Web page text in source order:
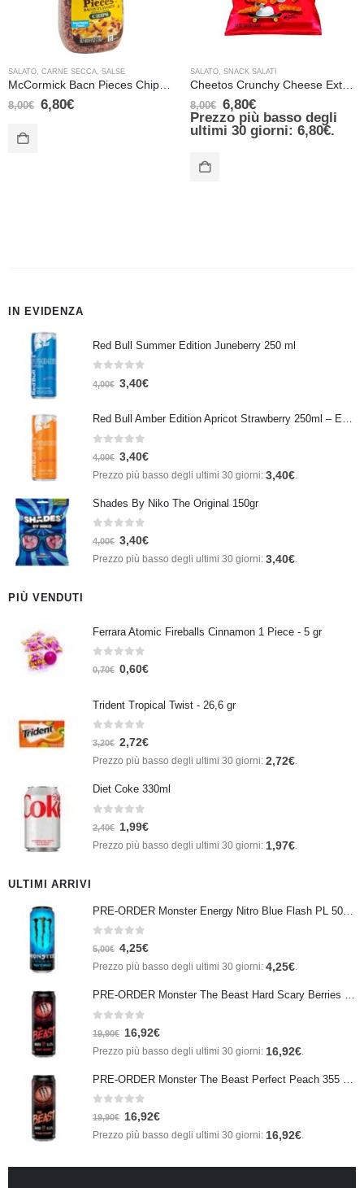
SALATO, CARNE SECCA, SALSE
McCormick Bacn Pieces Chips Croccanti Pezzetti di Bacon 116g
8,00€ 6,80€
SALATO, SNACK SALATI
Cheetos Crunchy Cheese Extra Large 226 gr
8,00€ 6,80€
Prezzo più basso degli
ultimi 30 giorni: 6,80€.
IN EVIDENZA
Red Bull Summer Edition Juneberry 250 ml
Su 5
4,00€ 3,40€
Red Bull Amber Edition Apricot Strawberry 250ml – Energy Drink Albicocca e Fragola
Su 5
4,00€ 3,40€
Prezzo più basso degli ultimi 30 giorni: 3,40€
Shades By Niko The Original 150gr
Su 5
4,00€ 3,40€
Prezzo più basso degli ultimi 30 giorni: 3,40€.
PIÙ VENDUTI
Ferrara Atomic Fireballs Cinnamon 1 Piece - 5 gr
Su 5
0,70€ 0,60€
Trident Tropical Twist - 26,6 gr
Su 5
3,20€ 2,72€
Prezzo più basso degli ultimi 30 giorni: 2,72€.
Diet Coke 330ml
Su 5
2,40€ 1,99€
Prezzo più basso degli ultimi 30 giorni: 1,97€.
ULTIMI ARRIVI
Su 5
5,00€ 4,25€
Prezzo più basso degli ultimi 30 giorni: 4,25€.
PRE-ORDER Monster The Beast Hard Scary Berries 355 ml IN ARRIVO ENTRO IL 21 SETTEMBRE
Su 5
19,90€ 16,92€
Prezzo più basso degli ultimi 30 giorni: 16,92€.
Su 5
19,90€ 16,92€
Prezzo più basso degli ultimi 30 giorni: 16,92€.